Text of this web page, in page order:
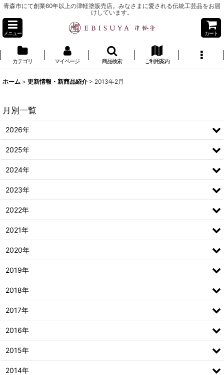
青森市にて創業60年以上の津軽塗販売店。みなさまに愛される伝統工芸品をお届
けしています。
メニュー カート
カテゴリ マイページ 商品検索 ご利用案内
ホーム > 更新情報・新商品紹介 > 2013年2月
月別一覧
2026年
2025年
2024年
2023年
2022年
2021年
2020年
2019年
2018年
2017年
2016年
2015年
2014年